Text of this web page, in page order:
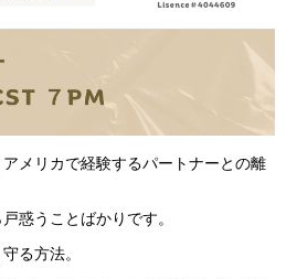
メリカで経験するパートナーとの離
惑うことばかりです。
る方法。